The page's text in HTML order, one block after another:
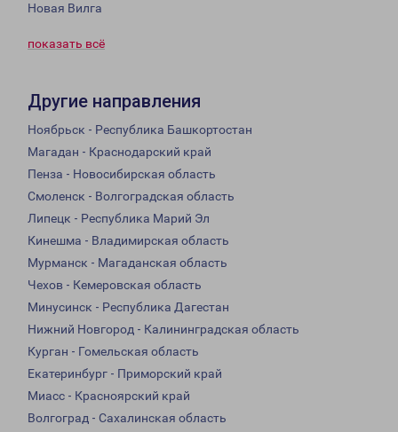
Новая Вилга
показать всё
Другие направления
Ноябрьск - Республика Башкортостан
Магадан - Краснодарский край
Пенза - Новосибирская область
Смоленск - Волгоградская область
Липецк - Республика Марий Эл
Кинешма - Владимирская область
Мурманск - Магаданская область
Чехов - Кемеровская область
Минусинск - Республика Дагестан
Нижний Новгород - Калининградская область
Курган - Гомельская область
Екатеринбург - Приморский край
Миасс - Красноярский край
Волгоград - Сахалинская область